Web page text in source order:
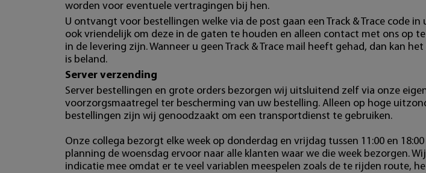
worden voor eventuele vertragingen bij hen.
U ontvangt voor bestellingen welke via de post gaan een Track & Trace code in
ook vriendelijk om deze in de gaten te houden en alleen contact met ons op
in de levering zijn. Wanneer u geen Track & Trace mail heeft gehad, dan kan
is beland.
Server verzending
Server bestellingen en grote orders bezorgen wij uitsluitend zelf via onze
voorzorgsmaatregel ter bescherming van uw bestelling. Alleen op hoge
bestellingen zijn wij genoodzaakt om een transportdienst te gebruiken.
Onze collega bezorgt elke week op donderdag en vrijdag tussen 11:00 en
planning de woensdag ervoor naar alle klanten waar we die week bezorgen.
indicatie mee omdat er te veel variablen meespelen zoals de te rijden route,